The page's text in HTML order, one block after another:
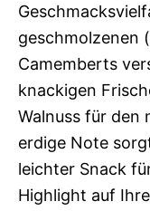
geschmolzenen
Camemberts
knackigen
Walnuss für den
erdige Note
leichter Snack
Highlight auf